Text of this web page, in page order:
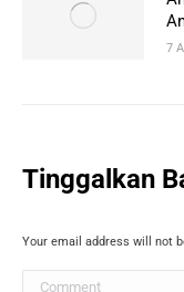
7
Tinggalkan
Your email address will not
Comment